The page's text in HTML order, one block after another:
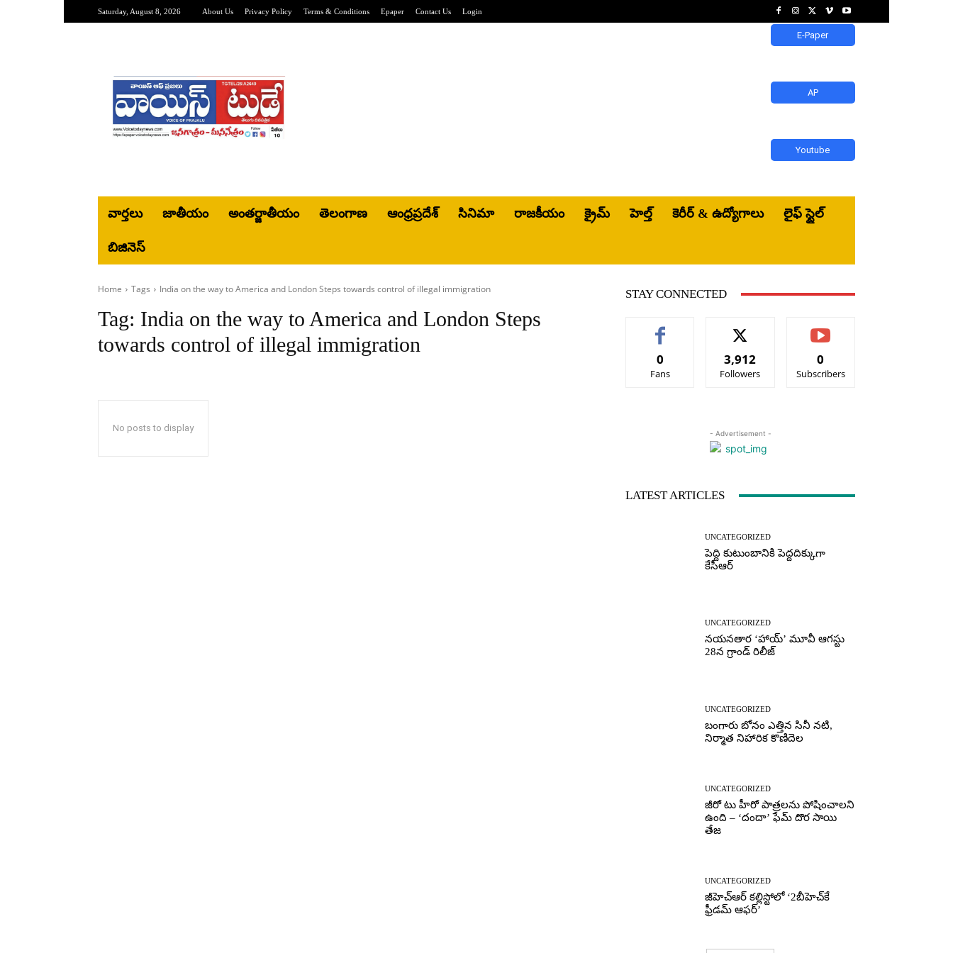
Saturday, August 8, 2026 About Us Privacy Policy Terms & Conditions Epaper Contact Us Login
E-Paper
AP
Youtube
వార్తలు జాతీయం అంతర్జాతీయం తెలంగాణ ఆంధ్రప్రదేశ్ సినిమా రాజకీయం క్రైమ్ హెల్త్‌ కెరీర్ & ఉద్యోగాలు లైఫ్ స్టైల్
బిజినెస్‌
Home Tags India on the way to America and London Steps towards control of illegal immigration
Tag: India on the way to America and London Steps
towards control of illegal immigration
No posts to display
STAY CONNECTED
0
Fans
3,912
Followers
0
Subscribers
- Advertisement -
LATEST ARTICLES
UNCATEGORIZED
పెద్ది కుటుంబానికి పెద్దదిక్కుగా
కేసీఆర్
UNCATEGORIZED
నయనతార ‘హాయ్’ మూవీ ఆగస్టు
28న గ్రాండ్ రిలీజ్
UNCATEGORIZED
బంగారు బోనం ఎత్తిన సినీ నటి,
నిర్మాత నిహారిక కొణిదెల
UNCATEGORIZED
జీరో టు హీరో పాత్రలను పోషించాలని
ఉంది – ‘దందా’ ఫేమ్ దొర సాయి
తేజ
UNCATEGORIZED
జీహెచ్ఆర్‌ కల్లిస్టోలో ‘2బీహెచ్‌కే
ఫ్రీడమ్ ఆఫర్’